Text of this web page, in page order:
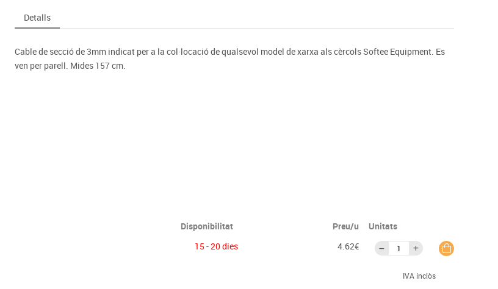
Videoprojecció
Taules escolars, abatibles i polivalents
Penjadors, prestatges i taquilles
Entrenament
Esports raqueta
Gimnàstica rítmica
Detalls
Cable de secció de 3mm indicat per a la col·locació de qualsevol model de xarxa als cèrcols Softee Equipment. Es
ven per parell. Mides 157 cm.
Disponibilitat Preu/u
Unitats
15 - 20 dies 4.62€
IVA inclòs